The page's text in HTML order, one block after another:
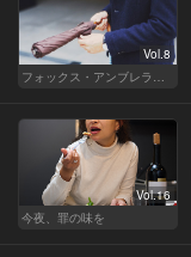
Vol.8
フォックス・アンブレラの男
Vol.16
今夜、罪の味を